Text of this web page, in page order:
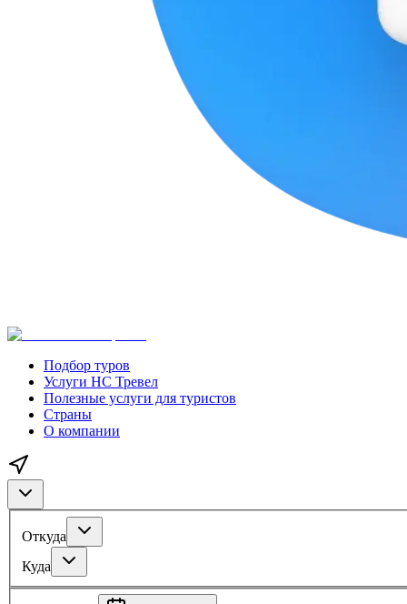
Подбор туров
Услуги НС Тревел
Полезные услуги для туристов
Страны
О компании
Откуда
Куда